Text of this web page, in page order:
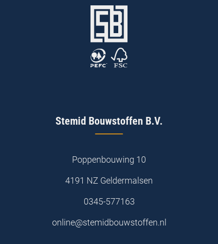
Stemid Bouwstoffen B.V.
Poppenbouwing 10
4191 NZ Geldermalsen
0345-577163
online@stemidbouwstoffen.nl